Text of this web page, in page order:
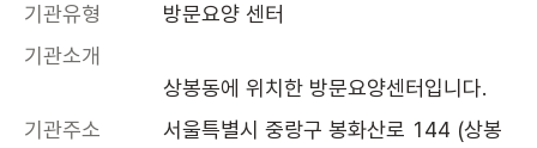
기관유형
방문요양 센터
기관소개
상봉동에 위치한 방문요양센터입니다.
기관주소
서울특별시 중랑구 봉화산로 144 (상봉